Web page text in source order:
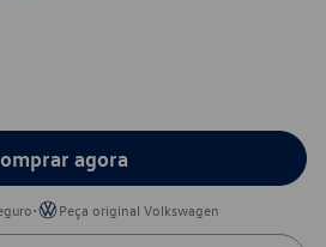
agora
• Peça original Volkswagen